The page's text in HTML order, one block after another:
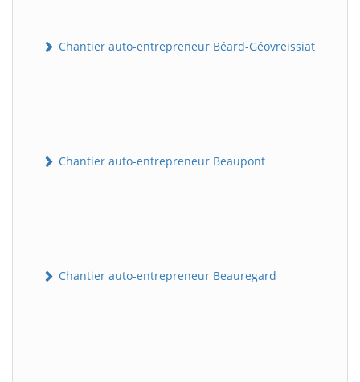
Chantier auto-entrepreneur Béard-Géovreissiat
Chantier auto-entrepreneur Beaupont
Chantier auto-entrepreneur Beauregard